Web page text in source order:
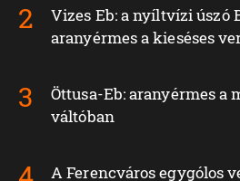
Vizes Eb: a nyíltvízi úszó
aranyérmes a kieséses
Öttusa-Eb: aranyérmes a
váltóban
A Ferencváros egygólos